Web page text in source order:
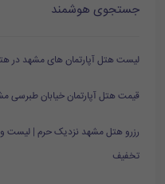
جستجوی هوشمند
لیست هتل آپارتمان های مشهد در هتل
قیمت هتل آپارتمان خیابان طبرسی مشهد+تا
تخفیف